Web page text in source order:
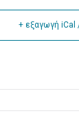
+ εξαγωγή iCal